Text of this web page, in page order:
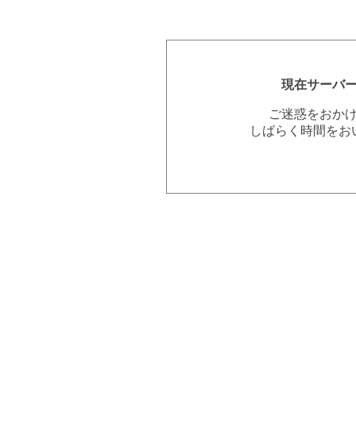
現在サーバ
ご迷惑をおか
しばらく時間を